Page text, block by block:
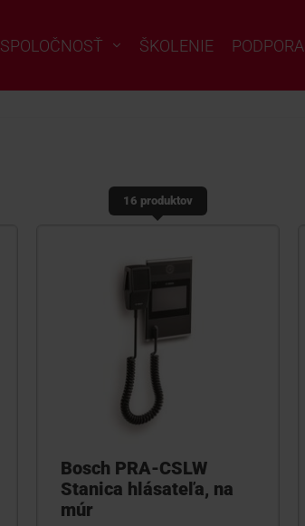
SPOLOČNOSŤ ŠKOLENIE PODPORA
16 produktov
Bosch PRA-CSLW
Stanica hlásateľa, na
múr